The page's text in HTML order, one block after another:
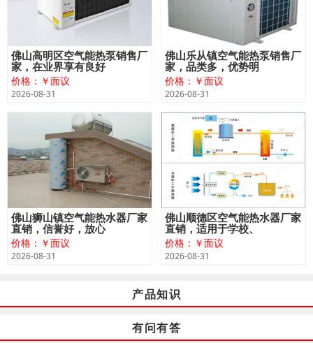
佛山高明区空气能热泵销售厂
家，在业界享有良好
价格：￥面议
2026-08-31
佛山乐从镇空气能热泵销售厂
家，品类多，优势明
价格：￥面议
2026-08-31
佛山狮山镇空气能热水器厂家
直销，信誉好，放心
价格：￥面议
2026-08-31
佛山顺德区空气能热水器厂家
直销，适用于学校、
价格：￥面议
2026-08-31
产品知识
有问有答